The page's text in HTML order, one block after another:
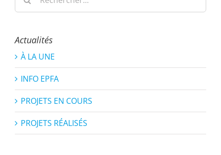
Actualités
À LA UNE
INFO EPFA
PROJETS EN COURS
PROJETS RÉALISÉS